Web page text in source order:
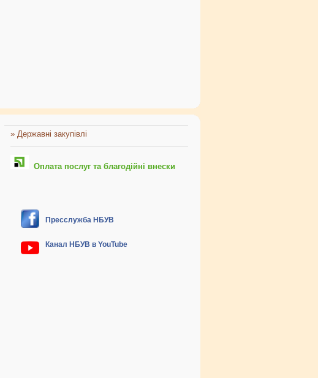
» Державні закупівлі
Оплата послуг та благодійні внески
Пресслужба НБУВ
Канал НБУВ в YouTube